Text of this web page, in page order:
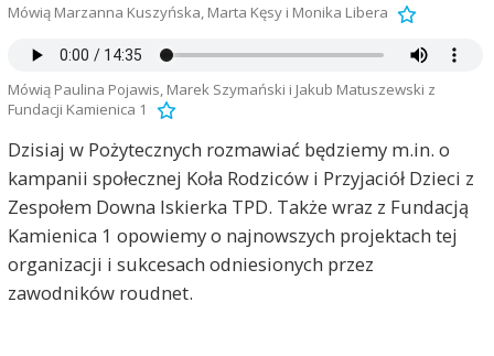
Mówią Marzanna Kuszyńska, Marta Kęsy i Monika Libera
Mówią Paulina Pojawis, Marek Szymański i Jakub Matuszewski z
Fundacji Kamienica 1
Dzisiaj w Pożytecznych rozmawiać będziemy m.in. o
kampanii społecznej Koła Rodziców i Przyjaciół Dzieci z
Zespołem Downa Iskierka TPD. Także wraz z Fundacją
Kamienica 1 opowiemy o najnowszych projektach tej
organizacji i sukcesach odniesionych przez
zawodników roudnet.